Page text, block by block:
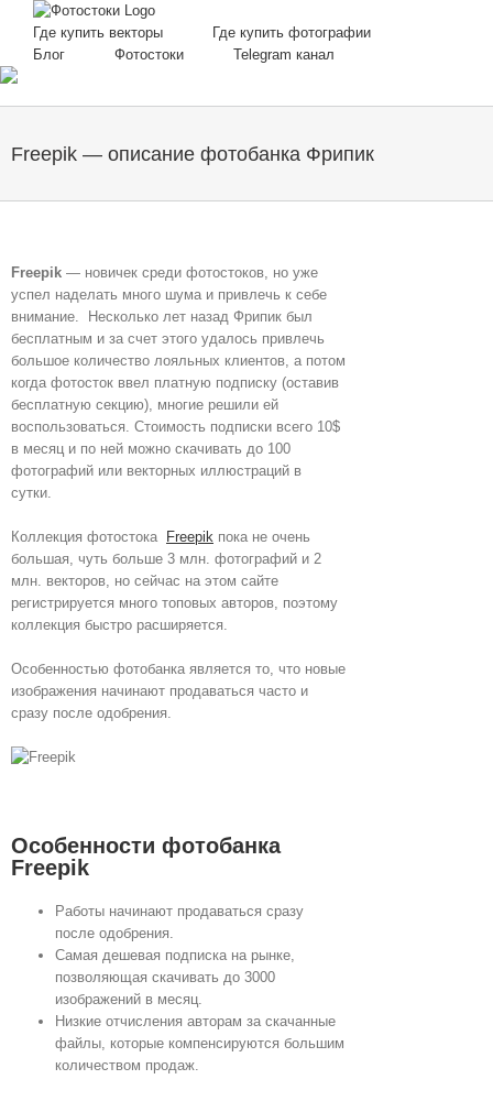
content
Где купить векторы
Где купить фотографии
Блог
Фотостоки Telegram канал
Freepik — описание фотобанка Фрипик
Freepik — новичек среди фотостоков, но уже
успел наделать много шума и привлечь к себе
внимание. Несколько лет назад Фрипик был
бесплатным и за счет этого удалось привлечь
большое количество лояльных клиентов, а потом
когда фотосток ввел платную подписку (оставив
бесплатную секцию), многие решили ей
воспользоваться. Стоимость подписки всего 10$
в месяц и по ней можно скачивать до 100
фотографий или векторных иллюстраций в
сутки.
Коллекция фотостока Freepik пока не очень
большая, чуть больше 3 млн. фотографий и 2
млн. векторов, но сейчас на этом сайте
регистрируется много топовых авторов, поэтому
коллекция быстро расширяется.
Особенностью фотобанка является то, что новые
изображения начинают продаваться часто и
сразу после одобрения.
Особенности фотобанка
Freepik
Работы начинают продаваться сразу
после одобрения.
Самая дешевая подписка на рынке,
позволяющая скачивать до 3000
изображений в месяц.
Низкие отчисления авторам за скачанные
файлы, которые компенсируются большим
количеством продаж.